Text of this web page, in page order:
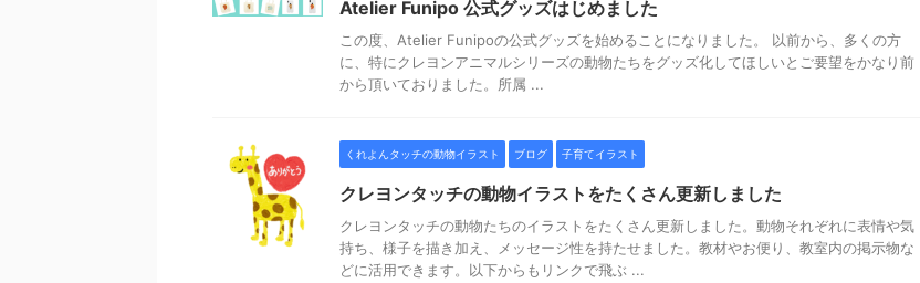
Atelier Funipo 公式グッズはじめました
この度、Atelier Funipoの公式グッズを始めることになりました。 以前から、多くの方
に、特にクレヨンアニマルシリーズの動物たちをグッズ化してほしいとご要望をかなり前
から頂いておりました。所属 ...
くれよんタッチの動物イラスト ブログ 子育てイラスト
クレヨンタッチの動物イラストをたくさん更新しました
クレヨンタッチの動物たちのイラストをたくさん更新しました。動物それぞれに表情や気
持ち、様子を描き加え、メッセージ性を持たせました。教材やお便り、教室内の掲示物な
どに活用できます。以下からもリンクで飛ぶ ...